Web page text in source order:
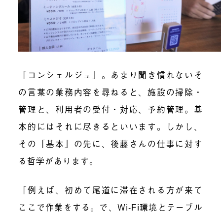
「コンシェルジュ」。あまり聞き慣れないそ
の言葉の業務内容を尋ねると、施設の掃除・
管理と、利用者の受付・対応、予約管理。基
本的にはそれに尽きるといいます。しかし、
その「基本」の先に、後藤さんの仕事に対す
る哲学があります。
「例えば、初めて尾道に滞在される方が来て
ここで作業をする。で、Wi-Fi環境とテーブル